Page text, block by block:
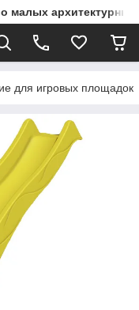
малых
для игровых площадок